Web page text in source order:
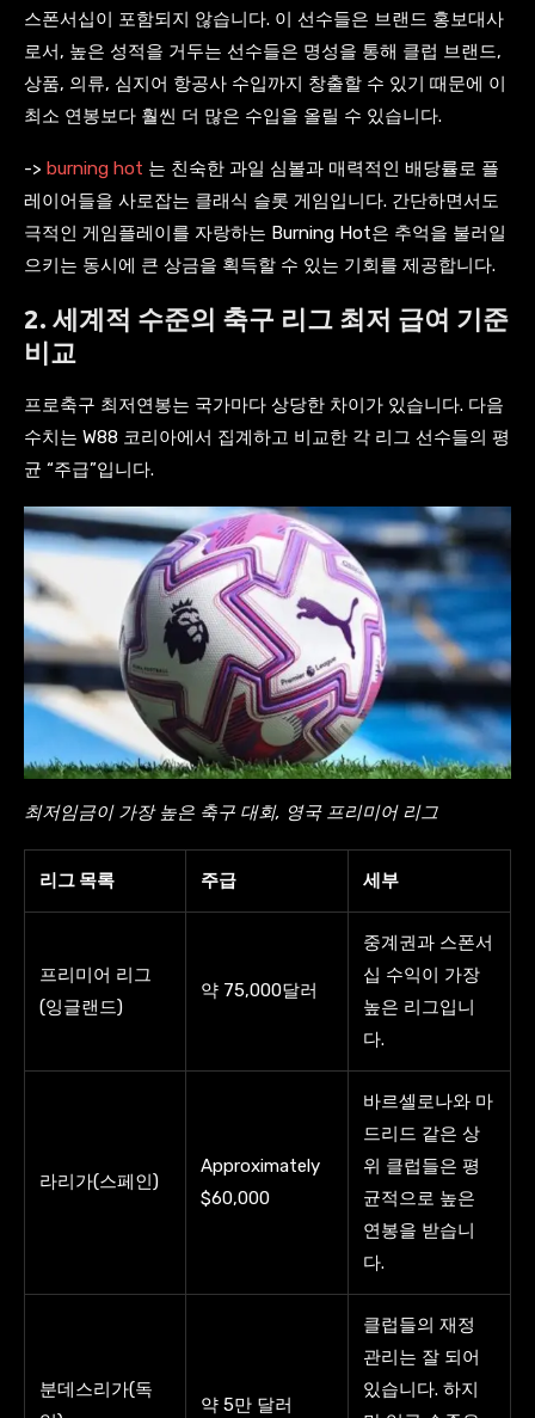
스폰서십이 포함되지 않습니다. 이 선수들은 브랜드 홍보대사
로서, 높은 성적을 거두는 선수들은 명성을 통해 클럽 브랜드,
상품, 의류, 심지어 항공사 수입까지 창출할 수 있기 때문에 이
최소 연봉보다 훨씬 더 많은 수입을 올릴 수 있습니다.
-> burning hot 는 친숙한 과일 심볼과 매력적인 배당률로 플
레이어들을 사로잡는 클래식 슬롯 게임입니다. 간단하면서도
극적인 게임플레이를 자랑하는 Burning Hot은 추억을 불러일
으키는 동시에 큰 상금을 획득할 수 있는 기회를 제공합니다.
2. 세계적 수준의 축구 리그 최저 급여 기준
비교
프로축구 최저연봉는 국가마다 상당한 차이가 있습니다. 다음
수치는 W88 코리아에서 집계하고 비교한 각 리그 선수들의 평
균 “주급”입니다.
최저임금이 가장 높은 축구 대회, 영국 프리미어 리그
리그 목록 주급 세부
프리미어 리그
(잉글랜드)
약 75,000달러
중계권과 스폰서
십 수익이 가장
높은 리그입니
다.
라리가(스페인)
Approximately
$60,000
바르셀로나와 마
드리드 같은 상
위 클럽들은 평
균적으로 높은
연봉을 받습니
다.
분데스리가(독
약 5만 달러
클럽들의 재정
관리는 잘 되어
있습니다. 하지